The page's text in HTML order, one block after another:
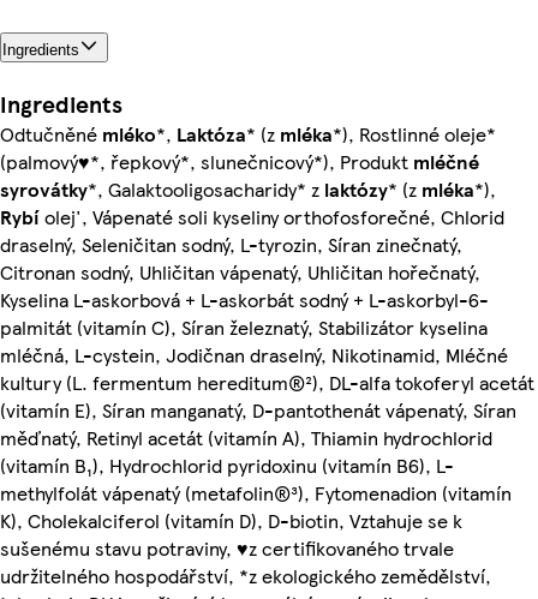
Ingredients
Ingredients
Odtučněné mléko*, Laktóza* (z mléka*), Rostlinné oleje*
(palmový♥*, řepkový*, slunečnicový*), Produkt mléčné
syrovátky*, Galaktooligosacharidy* z laktózy* (z mléka*),
Rybíolej', Vápenaté soli kyseliny orthofosforečné, Chlorid
draselný, Seleničitan sodný, L-tyrozin, Síran zinečnatý,
Citronan sodný, Uhličitan vápenatý, Uhličitan hořečnatý,
Kyselina L-askorbová + L-askorbát sodný + L-askorbyl-6-
palmitát (vitamín C), Síran železnatý, Stabilizátor kyselina
mléčná, L-cystein, Jodičnan draselný, Nikotinamid, Mléčné
kultury (L. fermentum hereditum®²), DL-alfa tokoferyl acetát
(vitamín E), Síran manganatý, D-pantothenát vápenatý, Síran
měďnatý, Retinyl acetát (vitamín A), Thiamin hydrochlorid
(vitamín B₁), Hydrochlorid pyridoxinu (vitamín B6), L-
methylfolát vápenatý (metafolin®³), Fytomenadion (vitamín
K), Cholekalciferol (vitamín D), D-biotin, Vztahuje se k
sušenému stavu potraviny, ♥z certifikovaného trvale
udržitelného hospodářství, *z ekologického zemědělství,